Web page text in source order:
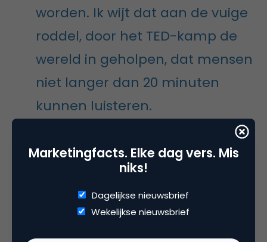
worden. Ik wijt dat aan de vuige
roddel, door het TED-kamp de
wereld in geholpen, dat mensen
niet langer dan 20 minuten
kunnen luisteren.
Een wervelwind vanfuckenshit
Ook het verhaal van Marcus Orlovsky draait om
vertrouwen, omdat je zonder vertrouwen bij
voorbaat kansloos bent in ieder verkooptraject.
Marketingfacts. Elke dag vers. Mis
niks!
Dagelijkse nieuwsbrief
Wekelijkse nieuwsbrief